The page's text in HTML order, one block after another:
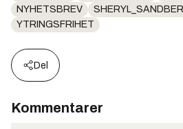
NYHETSBREV
YTRINGSFRIHET
Del
Kommentarer